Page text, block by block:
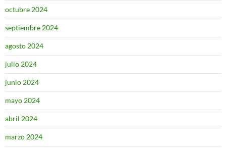
octubre 2024
septiembre 2024
agosto 2024
julio 2024
junio 2024
mayo 2024
abril 2024
marzo 2024